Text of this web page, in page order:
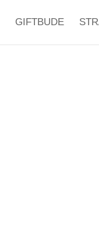
GIFTBUDE